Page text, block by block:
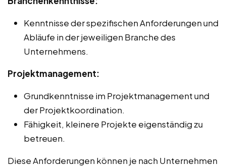
Kenntnisse der spezifischen Anforderungen und
Abläufe in der jeweiligen Branche des
Unternehmens.
Projektmanagement:
Grundkenntnisse im Projektmanagement und
der Projektkoordination.
Fähigkeit, kleinere Projekte eigenständig zu
betreuen.
Diese Anforderungen können je nach Unternehmen